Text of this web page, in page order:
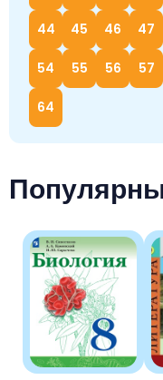
44 45 46 47
54 55 56 57
64